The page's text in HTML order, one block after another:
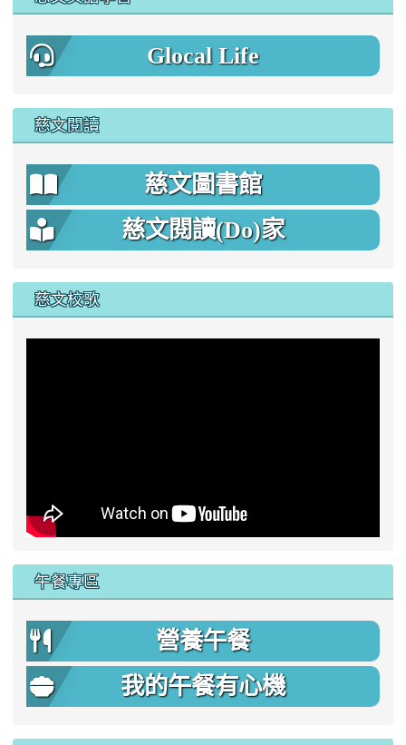
Glocal Life
慈文閱讀
慈文圖書館
慈文閱讀(Do)家
慈文校歌
午餐專區
營養午餐
我的午餐有心機